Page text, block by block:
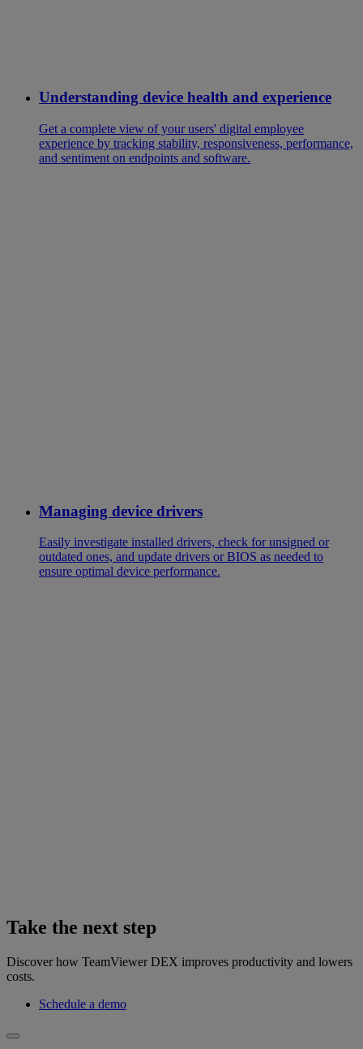
Understanding device health and experience
Get a complete view of your users' digital employee
experience by tracking stability, responsiveness, performance,
and sentiment on endpoints and software.
Managing device drivers
Easily investigate installed drivers, check for unsigned or
outdated ones, and update drivers or BIOS as needed to
ensure optimal device performance.
Take the next step
Discover how TeamViewer DEX improves productivity and lowers
costs.
Schedule a demo